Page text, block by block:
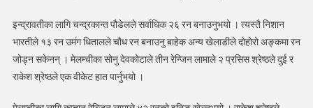
इन्द्रावतीका लागि चन्द्रकान्त पौडेलले सर्वाधिक २६ रन बनाउनुभयो । त्यस्तै निशान
भारतीले १३ रन उमंग धितालले चौध रन बनाउनु बाहेक अन्य खेलाडीले दोहोरो अङ्कमा रन
जोड्न सकेनन् । मेलम्चीका सोनु देवकोटाले तीन रेन्जिन लामाले २ प्रसिस श्रेष्ठले दुई र
राकेश श्रेष्ठले एक वीकेट हात पार्नुभयो ।